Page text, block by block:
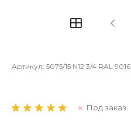
Артикул: 5075/15 N12 3/4 RAL 9016
Под заказ